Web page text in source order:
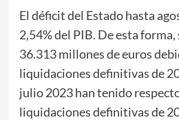
El déficit del Estado hasta
2,54% del PIB. De esta
36.313 millones de euros
liquidaciones definitivas de
julio 2023 han tenido
liquidaciones definitivas de